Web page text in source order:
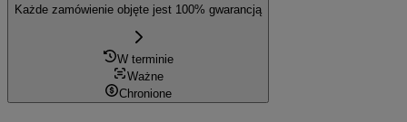
Każde zamówienie objęte jest 100% gwarancją
W terminie
Ważne
Chronione